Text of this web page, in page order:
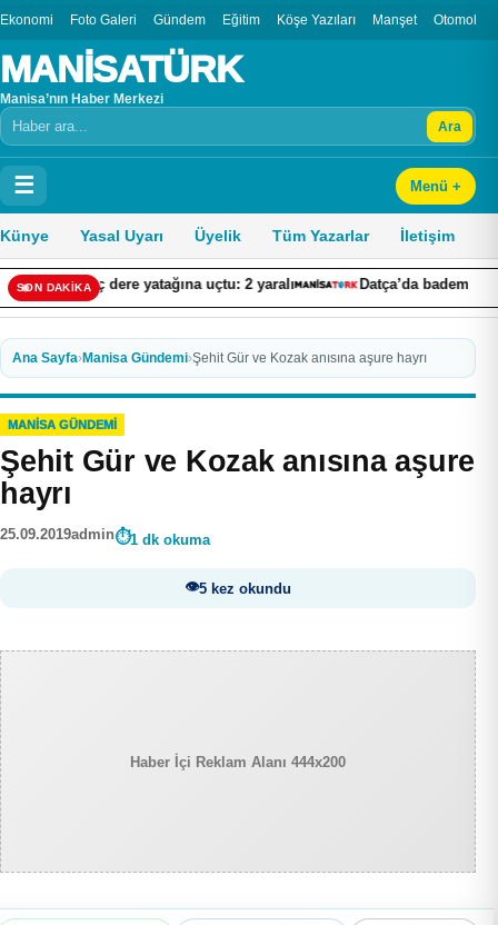
Ekonomi Foto Galeri Gündem Eğitim Köşe Yazıları Manşet Otomobil
MANİSATÜRK
Manisa’nın Haber Merkezi
Arama Ara
☰ Menü +
Künye Yasal Uyarı Üyelik Tüm Yazarlar İletişim
SON DAKİKA
araç dere yatağına uçtu: 2 yaralı Datça’da badem hasadı
Ana Sayfa›Manisa Gündemi›Şehit Gür ve Kozak anısına aşure hayrı
MANISA GÜNDEMI
Şehit Gür ve Kozak anısına aşure
hayrı
25.09.2019admin 1 dk okuma
5 kez okundu
Haber İçi Reklam Alanı 444x200